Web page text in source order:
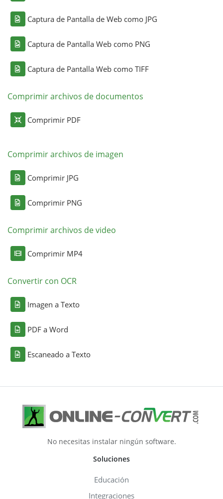
Captura de Pantalla de Web como JPG
Captura de Pantalla Web como PNG
Captura de Pantalla Web como TIFF
Comprimir archivos de documentos
Comprimir PDF
Comprimir archivos de imagen
Comprimir JPG
Comprimir PNG
Comprimir archivos de video
Comprimir MP4
Convertir con OCR
Imagen a Texto
PDF a Word
Escaneado a Texto
No necesitas instalar ningún software.
Soluciones
Educación
Integraciones